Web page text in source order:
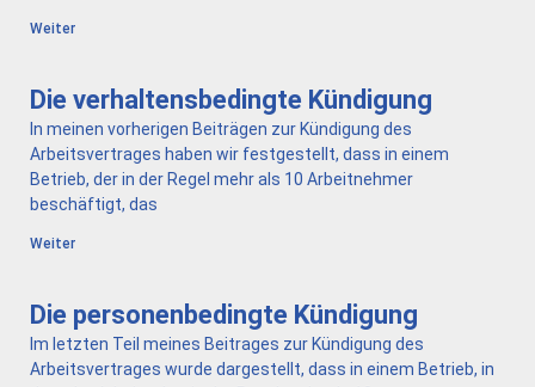
Weiter
Die verhaltensbedingte Kündigung
In meinen vorherigen Beiträgen zur Kündigung des
Arbeitsvertrages haben wir festgestellt, dass in einem
Betrieb, der in der Regel mehr als 10 Arbeitnehmer
beschäftigt, das
Weiter
Die personenbedingte Kündigung
Im letzten Teil meines Beitrages zur Kündigung des
Arbeitsvertrages wurde dargestellt, dass in einem Betrieb, in